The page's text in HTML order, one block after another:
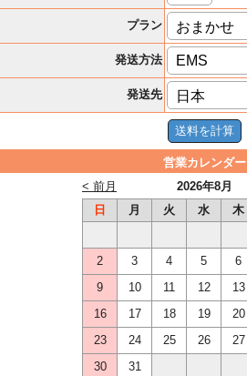
プラン
発送方法
発送先
営業カレンダー
2026年8月
< 前月
日
月 火 水 木
2
3 4 5 6
9
10 11 12 13
16
17 18 19 20
23
24 25 26 27
30
31